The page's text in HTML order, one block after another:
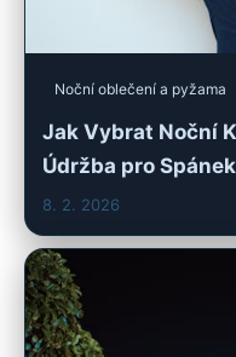
Noční oblečení a pyžama
Jak Vybrat Noční
Údržba pro Spánek
8. 2. 2026